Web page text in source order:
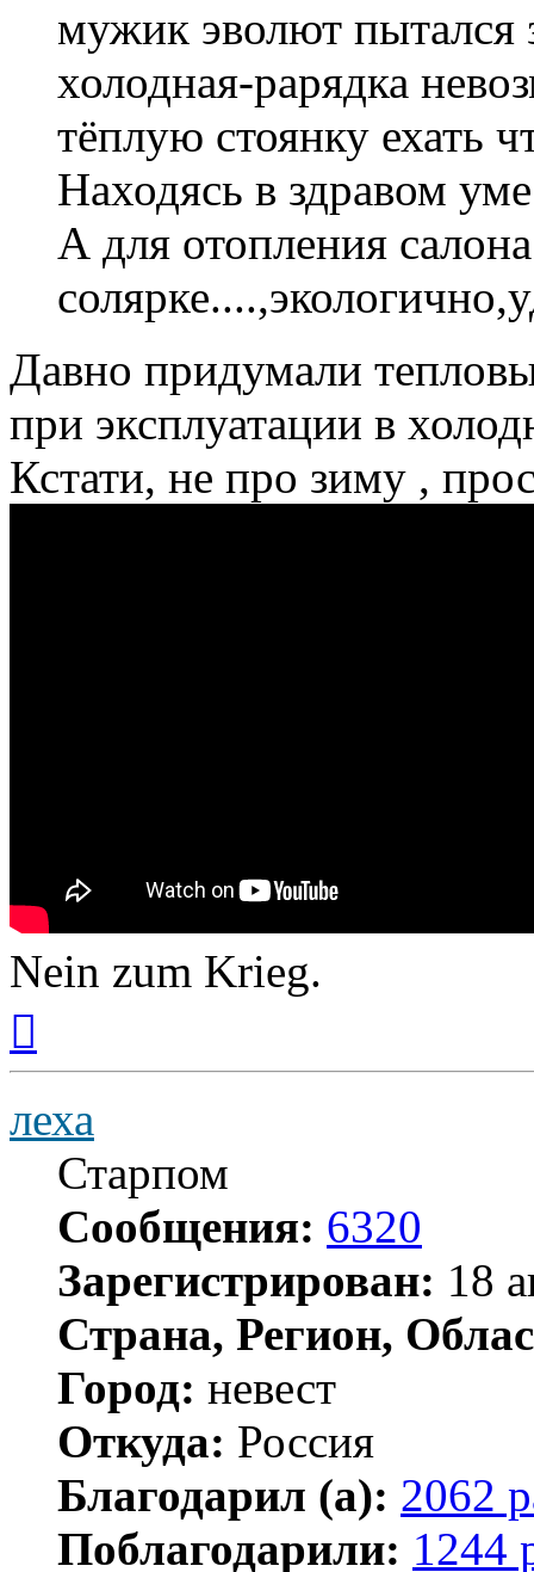
мужик эволют пытался
холодная-рарядка
тёплую стоянку ехать
Находясь в здравом
А для отопления
Давно придумали
при эксплуатации в
Кстати, не про зиму ,
Nein zum Krieg.
началу
леха
Старпом
Сообщения: 6320
Зарегистрирован: 18
Страна, Регион,
Город: невест
Откуда: Россия
Благодарил (а): 2062
Поблагодарили: 1244